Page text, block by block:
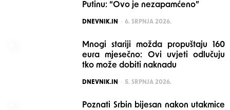
Putinu: “Ovo je nezapamćeno”
POSTED
DNEVNIK.IN 6. SRPNJA 2026.
Mnogi stariji možda propuštaju 160
eura mjesečno: Ovi uvjeti odlučuju
tko može dobiti naknadu
POSTED
DNEVNIK.IN 5. SRPNJA 2026.
Poznati Srbin bijesan nakon utakmice